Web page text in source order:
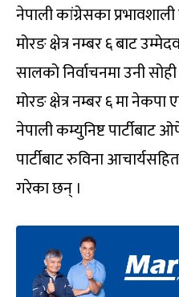
नेपाली कांग्रेसका
मोरङ क्षेत्र नम्बर ६ बाट
सालको निर्वाचनमा उनी
मोरङ क्षेत्र नम्बर ६ मा
नेपाली कम्युनिष्ट पार्टीबाट
पार्टीबाट रुविना
गरेका छन् ।